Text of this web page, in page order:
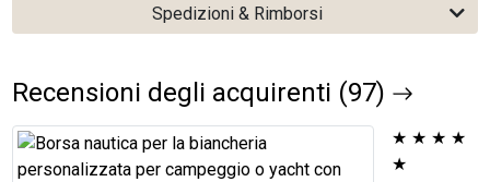
Spedizioni & Rimborsi
Recensioni degli acquirenti (97)
★ ★ ★ ★
★